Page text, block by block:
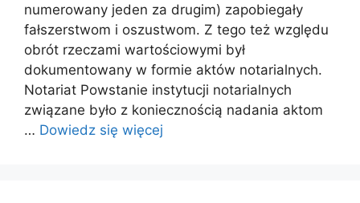
numerowany jeden za drugim) zapobiegały
fałszerstwom i oszustwom. Z tego też względu
obrót rzeczami wartościowymi był
dokumentowany w formie aktów notarialnych.
Notariat Powstanie instytucji notarialnych
związane było z koniecznością nadania aktom
… Dowiedz się więcej